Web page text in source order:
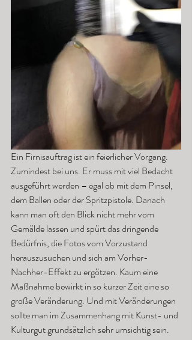
Ein Firnisauftrag ist ein feierlicher Vorgang.
Zumindest bei uns. Er muss mit viel Bedacht
ausgeführt werden – egal ob mit dem Pinsel,
dem Ballen oder der Spritzpistole. Danach
kann man oft den Blick nicht mehr vom
Gemälde lassen und spürt das dringende
Bedürfnis, die Fotos vom Vorzustand
herauszusuchen und sich am Vorher-
Nachher-Effekt zu ergötzen. Kaum eine
Maßnahme bewirkt in so kurzer Zeit eine so
große Veränderung. Und mit Veränderungen
sollte man im Zusammenhang mit Kunst- und
Kulturgut grundsätzlich sehr umsichtig sein.